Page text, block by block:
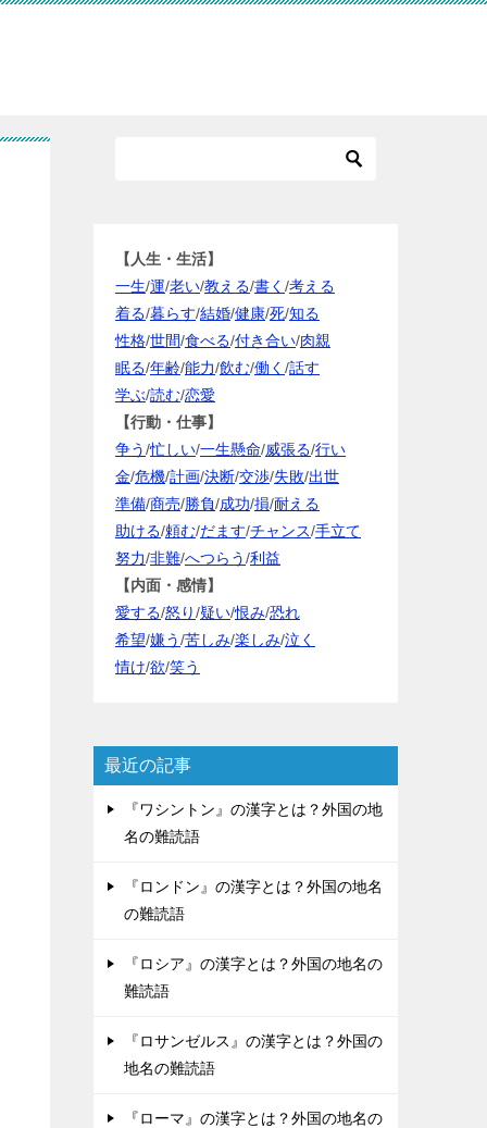
【人生・生活】
一生/運/老い/教える/書く /考える
着る/暮らす/結婚/健康/死/知る
性格/世間/食べる/付き合い/肉親
眠る/年齢/能力/飲む/働く /話す
学ぶ/読む/恋愛
【行動・仕事】
争う/忙しい/一生懸命/威張る/行い
金/危機/計画/決断/交渉/失敗/出世
準備/商売/勝負/成功/損/耐える
助ける/頼む/だます/チャンス/手立て
努力/非難/へつらう/利益
【内面・感情】
愛する/怒り/疑い/恨み/恐れ
希望/嫌う/苦しみ/楽しみ/泣く
情け/欲/笑う
最近の記事
『ワシントン』の漢字とは？外国の地
名の難読語
『ロンドン』の漢字とは？外国の地名
の難読語
『ロシア』の漢字とは？外国の地名の
難読語
『ロサンゼルス』の漢字とは？外国の
地名の難読語
『ローマ』の漢字とは？外国の地名の